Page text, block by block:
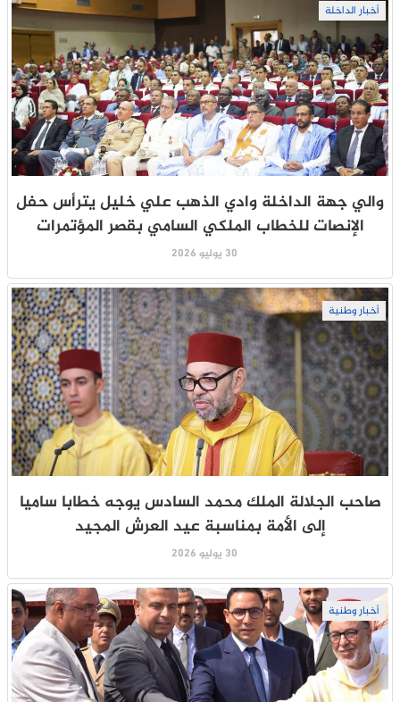
أخبار الداخلة
والي جهة الداخلة وادي الذهب علي خليل يترأس حفل
الإنصات للخطاب الملكي السامي بقصر المؤتمرات
30 يوليو 2026
أخبار وطنية
صاحب الجلالة الملك محمد السادس يوجه خطابا ساميا
إلى الأمة بمناسبة عيد العرش المجيد
30 يوليو 2026
أخبار وطنية